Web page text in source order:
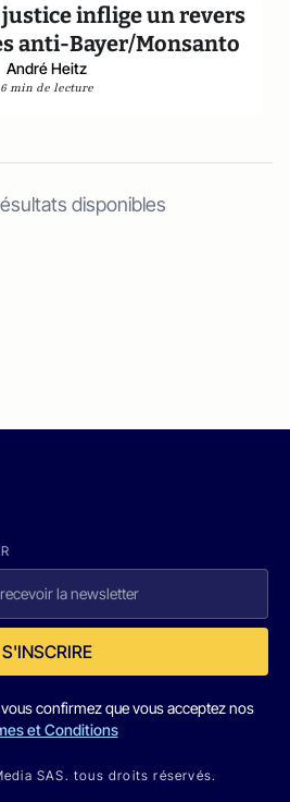
justice inflige un revers
anti-Bayer/Monsanto
André Heitz
6 min de lecture
disponibles
S'INSCRIRE
confirmez que vous acceptez nos
et Conditions
SAS. tous droits réservés.